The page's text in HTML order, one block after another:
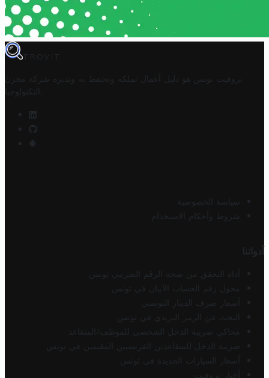
TROVIT
تروفيت تونس هو دليل أعمال تملكه وتحتفظ به وتديره
شركة مخزن
التكنولوجيا
سياسة الخصوصية
شروط وأحكام الاستخدام
أدواتنا
أداة التحقق من صحة الرقم الضريبي تونس
محول رقم الحساب الآيبان في تونس
أسعار صرف الدينار التونسي
البحث عن الرمز البريدي في تونس
محاكي ضريبة الدخل الشخصي للموظف/المتقاعد
ضريبة الدخل للمتقاعدين الفرنسيين المقيمين في تونس
أسعار السيارات الجديدة في تونس
أخبار تروفيت